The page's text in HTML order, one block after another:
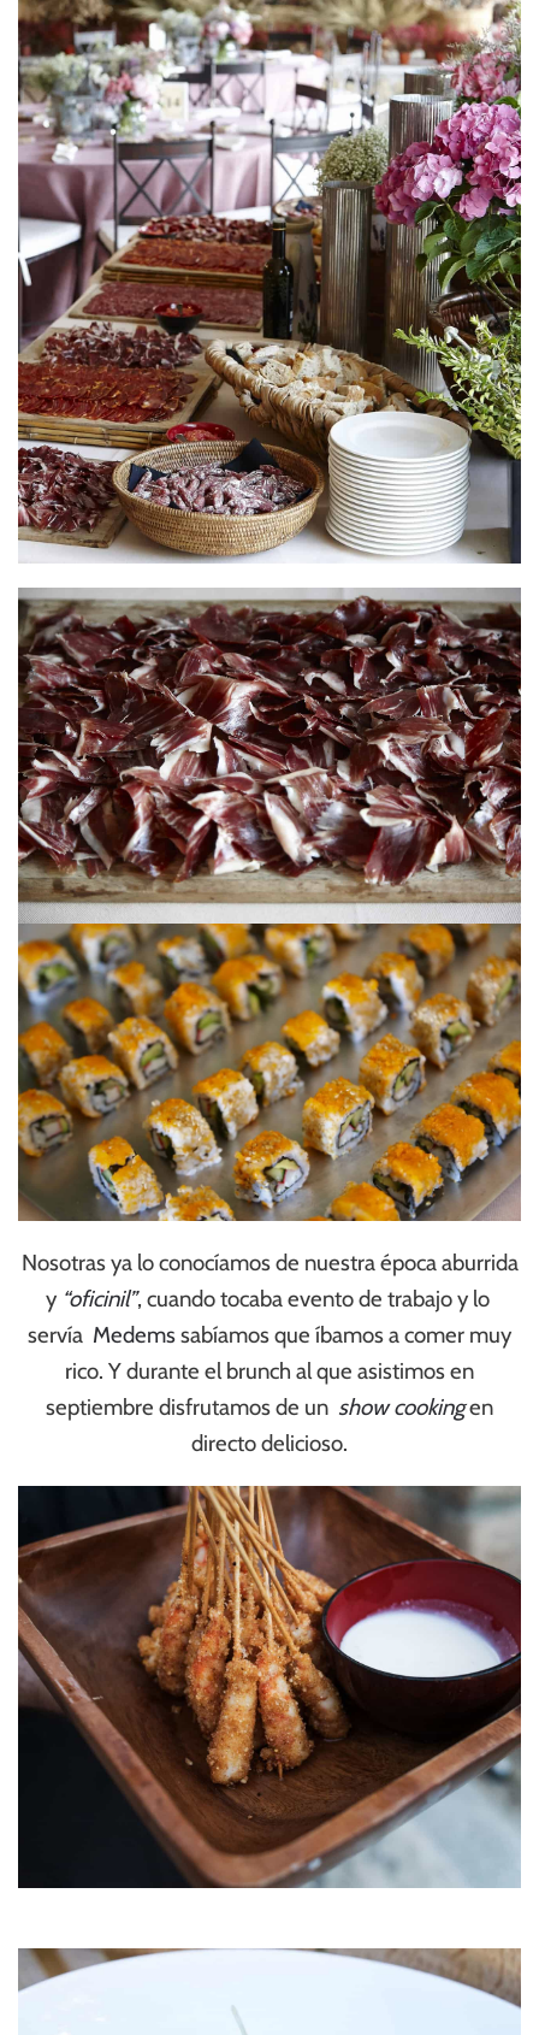
Nosotras ya lo conocíamos de nuestra época aburrida
y “oficinil”, cuando tocaba evento de trabajo y lo
servía Medemssabíamos que íbamos a comer muy
rico. Y durante el brunch al que asistimos en
septiembre disfrutamos de un show cookingen
directo delicioso.